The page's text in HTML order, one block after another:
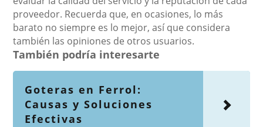
proveedor. Recuerda que, en ocasiones, lo más
barato no siempre es lo mejor, así que considera
también las opiniones de otros usuarios.
También podría interesarte
Goteras en Ferrol:
Causas y Soluciones
Efectivas